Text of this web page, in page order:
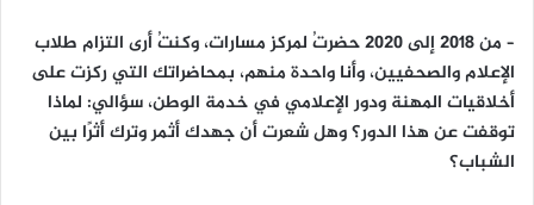
– من 2018 إلى 2020 حضرتُ لمركز مسارات، وكنتُ أرى التزام طلاب
الإعلام والصحفيين، وأنا واحدة منهم، بمحاضراتك التي ركزت على
أخلاقيات المهنة ودور الإعلامي في خدمة الوطن، سؤالي: لماذا
توقفت عن هذا الدور؟ وهل شعرت أن جهدك أثمر وترك أثرًا بين
الشباب؟